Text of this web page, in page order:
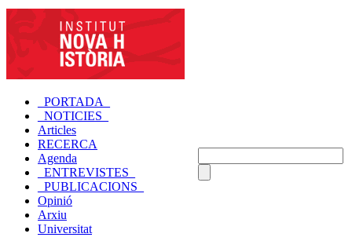
_PORTADA_
_NOTICIES_
Articles
RECERCA
Agenda
_ENTREVISTES_
_PUBLICACIONS_
Opinió
Arxiu
Universitat